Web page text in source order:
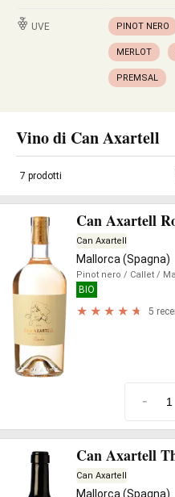
UVE PINOT NERO
MERLOT
PREMSAL
Vino di Can Axartell
7 prodotti
Can Axartell
Can Axartell
Mallorca (Spagna)
Pinot nero / Callet /
BIO
5
-
Can Axartell
Can Axartell
Mallorca (Spagna)